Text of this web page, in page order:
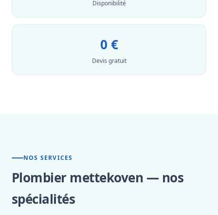
Disponibilité
0 €
Devis gratuit
NOS SERVICES
Plombier mettekoven — nos
spécialités